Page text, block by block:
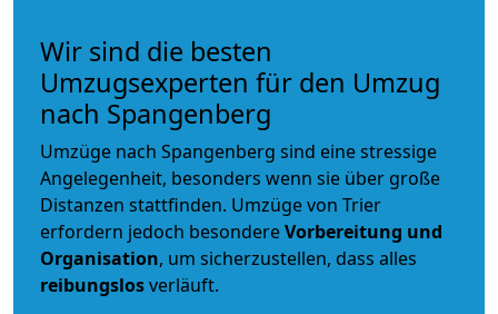
Wir sind die besten
Umzugsexperten für den Umzug
nach Spangenberg
Umzüge nach Spangenberg sind eine stressige
Angelegenheit, besonders wenn sie über große
Distanzen stattfinden. Umzüge von Trier
erfordern jedoch besondereVorbereitung und
Organisation, um sicherzustellen, dass alles
reibungslosverläuft.